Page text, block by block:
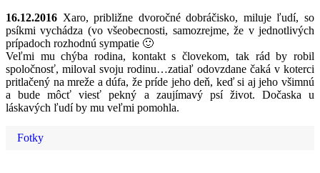
16.12.2016 Xaro, približne dvoročné dobráčisko, miluje ľudí, so
psíkmi vychádza (vo všeobecnosti, samozrejme, že v jednotlivých
prípadoch rozhodnú sympatie 🙂
Veľmi mu chýba rodina, kontakt s človekom, tak rád by robil
spoločnosť, miloval svoju rodinu…zatiaľ odovzdane čaká v koterci
pritlačený na mreže a dúfa, že príde jeho deň, keď si aj jeho všimnú
a bude môcť viesť pekný a zaujímavý psí život. Dočaska u
láskavých ľudí by mu veľmi pomohla.
Fotky